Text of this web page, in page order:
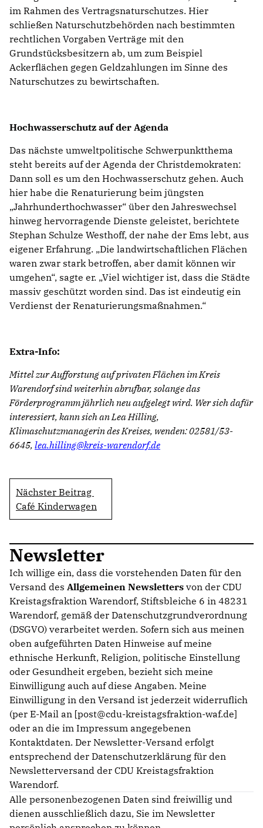
im Rahmen des Vertragsnaturschutzes. Hier
schließen Naturschutzbehörden nach bestimmten
rechtlichen Vorgaben Verträge mit den
Grundstücksbesitzern ab, um zum Beispiel
Ackerflächen gegen Geldzahlungen im Sinne des
Naturschutzes zu bewirtschaften.
Hochwasserschutz auf der Agenda
Das nächste umweltpolitische Schwerpunktthema
steht bereits auf der Agenda der Christdemokraten:
Dann soll es um den Hochwasserschutz gehen. Auch
hier habe die Renaturierung beim jüngsten
Jahrhunderthochwasser“ über den Jahreswechsel
hinweg hervorragende Dienste geleistet, berichtete
Stephan Schulze Westhoff, der nahe der Ems lebt, aus
eigener Erfahrung. „Die landwirtschaftlichen Flächen
waren zwar stark betroffen, aber damit können wir
umgehen“, sagte er. „Viel wichtiger ist, dass die Städte
massiv geschützt worden sind. Das ist eindeutig ein
Verdienst der Renaturierungsmaßnahmen.“
Extra-Info:
Mittel zur Aufforstung auf privaten Flächen im Kreis
Warendorf sind weiterhin abrufbar, solange das
Förderprogramm jährlich neu aufgelegt wird. Wer sich dafür
interessiert, kann sich an Lea Hilling,
Klimaschutzmanagerin des Kreises, wenden: 02581/53-
6645, lea.hilling@kreis-warendorf.de
Nächster Beitrag
Café Kinderwagen
Newsletter
Ich willige ein, dass die vorstehenden Daten für den
Versand des Allgemeinen Newsletters von der CDU
Kreistagsfraktion Warendorf, Stiftsbleiche 6 in 48231
Warendorf, gemäß der Datenschutzgrundverordnung
(DSGVO) verarbeitet werden. Sofern sich aus meinen
oben aufgeführten Daten Hinweise auf meine
ethnische Herkunft, Religion, politische Einstellung
oder Gesundheit ergeben, bezieht sich meine
Einwilligung auch auf diese Angaben. Meine
Einwilligung in den Versand ist jederzeit widerruflich
(per E-Mail an [post@cdu-kreistagsfraktion-waf.de]
oder an die im Impressum angegebenen
Kontaktdaten. Der Newsletter-Versand erfolgt
entsprechend der Datenschutzerklärung für den
Newsletterversand der CDU Kreistagsfraktion
Warendorf.
Alle personenbezogenen Daten sind freiwillig und
dienen ausschließlich dazu, Sie im Newsletter